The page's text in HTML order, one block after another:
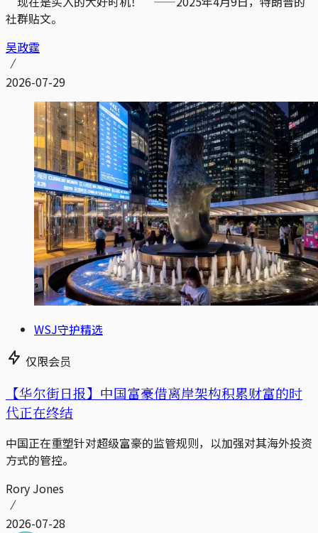
社群贴文。
吴政霆
2026-07-29
WSJ守护精选
仅限会员
【华尔街日报】中国富豪借离岸架构积累财富的时
代正在终结
中国正在重塑针对超级富豪的监管规则，以加强对其海外投资
方式的管控。
Rory Jones
2026-07-28